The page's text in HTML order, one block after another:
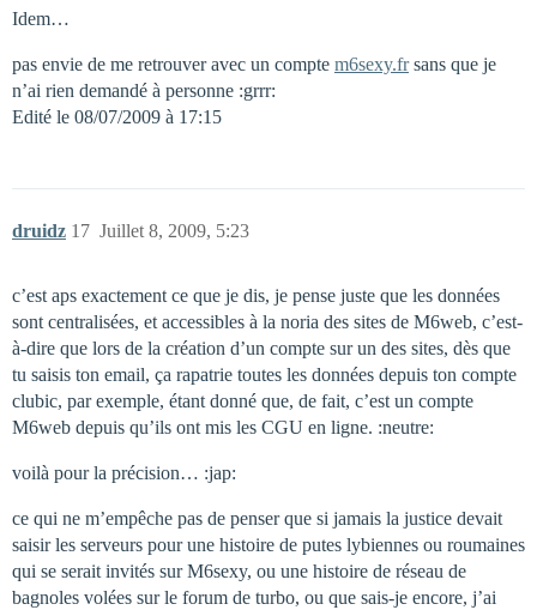
Idem…
pas envie de me retrouver avec un compte m6sexy.frsans que je
n’ai rien demandé à personne :grrr:
Edité le 08/07/2009 à 17:15
druidz Juillet 8, 2009, 5:23
17
c’est aps exactement ce que je dis, je pense juste que les données
sont centralisées, et accessibles à la noria des sites de M6web, c’est-
à-dire que lors de la création d’un compte sur un des sites, dès que
tu saisis ton email, ça rapatrie toutes les données depuis ton compte
clubic, par exemple, étant donné que, de fait, c’est un compte
M6web depuis qu’ils ont mis les CGU en ligne. :neutre:
voilà pour la précision… :jap:
ce qui ne m’empêche pas de penser que si jamais la justice devait
saisir les serveurs pour une histoire de putes lybiennes ou roumaines
qui se serait invités sur M6sexy, ou une histoire de réseau de
bagnoles volées sur le forum de turbo, ou que sais-je encore, j’ai